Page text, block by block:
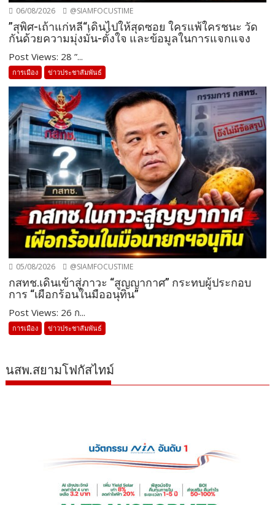
06/08/2026 @SIAMFOCUSTIME
”สุพิศ-เถ้าแก่หลี“เดินไปให้สุดซอย ใครแพ้ใครชนะ วัด
กันด้วยความมุ่งมั่น-ตั้งใจ และข้อมูลในการแจกแจง
Post Views: 28 ”...
การเมือง ข่าวประชาสัมพันธ์
05/08/2026 @SIAMFOCUSTIME
กสทช.เดินเข้าสู่ภาวะ “สูญญากาศ” กระทบผู้ประกอบ
การ “เผือกร้อนในมืออนุทิน”
Post Views: 26 ก...
การเมือง ข่าวประชาสัมพันธ์
นสพ.สยามโฟกัสไทม์